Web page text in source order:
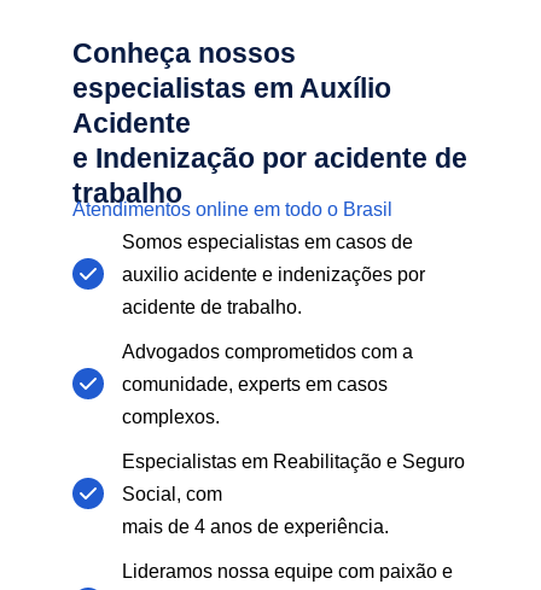
Conheça nossos
especialistas em Auxílio
Acidente
e Indenização por acidente de
trabalho
Atendimentos online em todo o Brasil
Somos especialistas em casos de
auxilio acidente e indenizações por
acidente de trabalho.
Advogados comprometidos com a
comunidade, experts em casos
complexos.
Especialistas em Reabilitação e Seguro
Social, com
mais de 4 anos de experiência.
Lideramos nossa equipe com paixão e